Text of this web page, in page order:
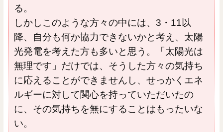
る。
しかしこのような方々の中には、3・11以
降、自分も何か協力できないかと考え、太陽
光発電を考えた方も多いと思う。「太陽光は
無理です」だけでは、そうした方々の気持ち
に応えることができませんし、せっかくエネ
ルギーに対して関心を持っていただいたの
に、その気持ちを無にすることはもったいな
い。